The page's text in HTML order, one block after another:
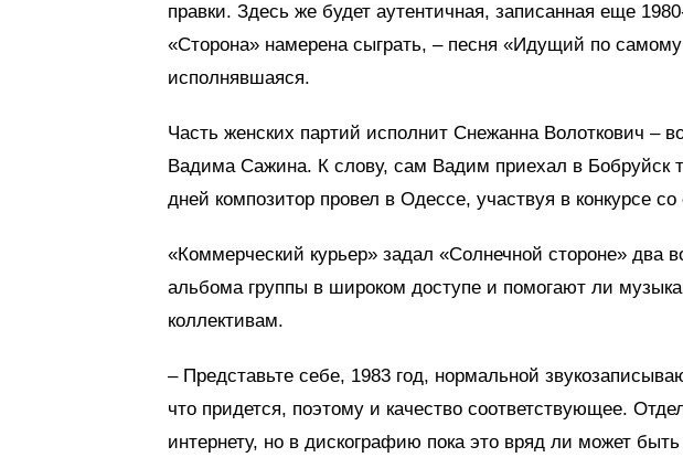
правки. Здесь же будет аутентичная, записанная еще
«Сторона» намерена сыграть, – песня «Идущий по
исполнявшаяся.
Часть женских партий исполнит Снежанна Волоткович –
Вадима Сажина. К слову, сам Вадим приехал в Бобруйск
дней композитор провел в Одессе, участвуя в конкурсе
«Коммерческий курьер» задал «Солнечной стороне» два
альбома группы в широком доступе и помогают ли
коллективам.
– Представьте себе, 1983 год, нормальной
что придется, поэтому и качество соответствующее.
интернету, но в дискографию пока это вряд ли может